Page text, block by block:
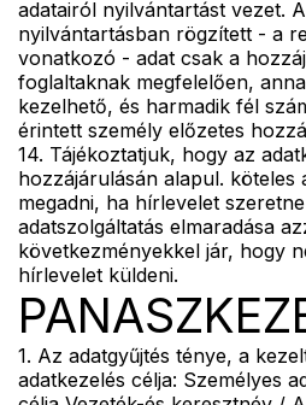
adatairól nyilvántartást vezet.
nyilvántartásban rögzített - a
vonatkozó - adat csak a
foglaltaknak megfelelően,
kezelhető, és harmadik fél
érintett személy előzetes
14. Tájékoztatjuk, hogy az
hozzájárulásán alapul. köteles
megadni, ha hírlevelet
adatszolgáltatás elmaradása
következményekkel jár, hogy
hírlevelet küldeni.
1. Az adatgyűjtés ténye, a
adatkezelés célja: Személyes